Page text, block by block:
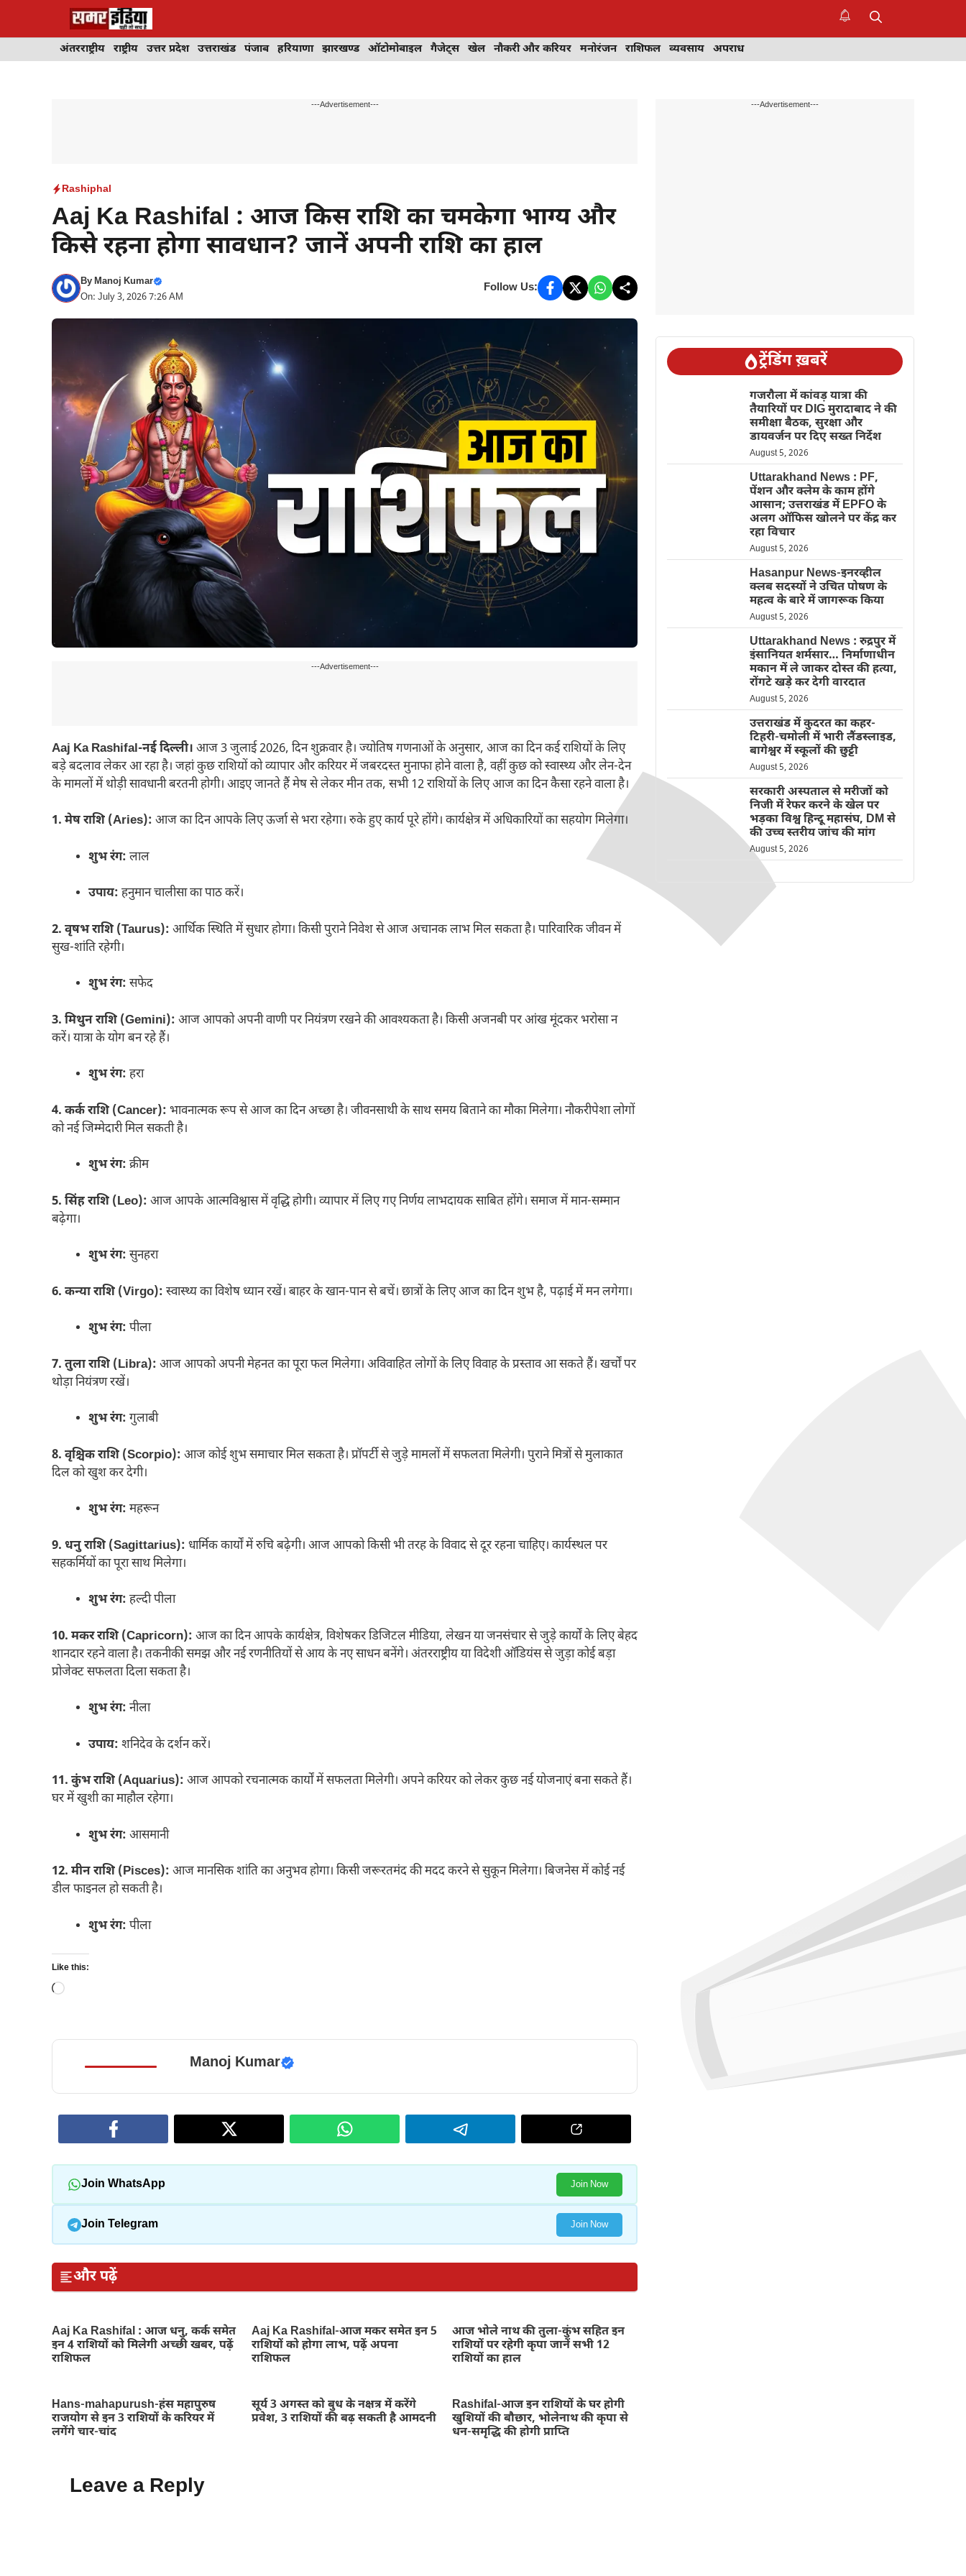
अंतरराष्ट्रीय राष्ट्रीय उत्तर प्रदेश उत्तराखंड पंजाब हरियाणा झारखण्ड ऑटोमोबाइल गैजेट्स खेल नौकरी और करियर मनोरंजन राशिफल व्यवसाय अपराध
---Advertisement---
Rashiphal
Aaj Ka Rashifal : आज किस राशि का चमकेगा भाग्य और
किसे रहना होगा सावधान? जानें अपनी राशि का हाल
ByManoj Kumar
On: July 3, 2026 7:26 AM
Follow Us:
---Advertisement---
Aaj Ka Rashifal-नई दिल्ली। आज 3 जुलाई 2026, दिन शुक्रवार है। ज्योतिष गणनाओं के अनुसार, आज का दिन कई राशियों के लिए
बड़े बदलाव लेकर आ रहा है। जहां कुछ राशियों को व्यापार और करियर में जबरदस्त मुनाफा होने वाला है, वहीं कुछ को स्वास्थ्य और लेन-देन
के मामलों में थोड़ी सावधानी बरतनी होगी। आइए जानते हैं मेष से लेकर मीन तक, सभी 12 राशियों के लिए आज का दिन कैसा रहने वाला है।
1. मेष राशि (Aries): आज का दिन आपके लिए ऊर्जा से भरा रहेगा। रुके हुए कार्य पूरे होंगे। कार्यक्षेत्र में अधिकारियों का सहयोग मिलेगा।
शुभ रंग: लाल
उपाय: हनुमान चालीसा का पाठ करें।
2. वृषभ राशि (Taurus): आर्थिक स्थिति में सुधार होगा। किसी पुराने निवेश से आज अचानक लाभ मिल सकता है। पारिवारिक जीवन में
सुख-शांति रहेगी।
शुभ रंग: सफेद
3. मिथुन राशि (Gemini): आज आपको अपनी वाणी पर नियंत्रण रखने की आवश्यकता है। किसी अजनबी पर आंख मूंदकर भरोसा न
करें। यात्रा के योग बन रहे हैं।
शुभ रंग: हरा
4. कर्क राशि (Cancer): भावनात्मक रूप से आज का दिन अच्छा है। जीवनसाथी के साथ समय बिताने का मौका मिलेगा। नौकरीपेशा लोगों
को नई जिम्मेदारी मिल सकती है।
शुभ रंग: क्रीम
5. सिंह राशि (Leo): आज आपके आत्मविश्वास में वृद्धि होगी। व्यापार में लिए गए निर्णय लाभदायक साबित होंगे। समाज में मान-सम्मान
बढ़ेगा।
शुभ रंग: सुनहरा
6. कन्या राशि (Virgo): स्वास्थ्य का विशेष ध्यान रखें। बाहर के खान-पान से बचें। छात्रों के लिए आज का दिन शुभ है, पढ़ाई में मन लगेगा।
शुभ रंग: पीला
7. तुला राशि (Libra): आज आपको अपनी मेहनत का पूरा फल मिलेगा। अविवाहित लोगों के लिए विवाह के प्रस्ताव आ सकते हैं। खर्चों पर
थोड़ा नियंत्रण रखें।
शुभ रंग: गुलाबी
8. वृश्चिक राशि (Scorpio): आज कोई शुभ समाचार मिल सकता है। प्रॉपर्टी से जुड़े मामलों में सफलता मिलेगी। पुराने मित्रों से मुलाकात
दिल को खुश कर देगी।
शुभ रंग: महरून
9. धनु राशि (Sagittarius): धार्मिक कार्यों में रुचि बढ़ेगी। आज आपको किसी भी तरह के विवाद से दूर रहना चाहिए। कार्यस्थल पर
सहकर्मियों का पूरा साथ मिलेगा।
शुभ रंग: हल्दी पीला
10. मकर राशि (Capricorn): आज का दिन आपके कार्यक्षेत्र, विशेषकर डिजिटल मीडिया, लेखन या जनसंचार से जुड़े कार्यों के लिए बेहद
शानदार रहने वाला है। तकनीकी समझ और नई रणनीतियों से आय के नए साधन बनेंगे। अंतरराष्ट्रीय या विदेशी ऑडियंस से जुड़ा कोई बड़ा
प्रोजेक्ट सफलता दिला सकता है।
शुभ रंग: नीला
उपाय: शनिदेव के दर्शन करें।
11. कुंभ राशि (Aquarius): आज आपको रचनात्मक कार्यों में सफलता मिलेगी। अपने करियर को लेकर कुछ नई योजनाएं बना सकते हैं।
घर में खुशी का माहौल रहेगा।
शुभ रंग: आसमानी
12. मीन राशि (Pisces): आज मानसिक शांति का अनुभव होगा। किसी जरूरतमंद की मदद करने से सुकून मिलेगा। बिजनेस में कोई नई
डील फाइनल हो सकती है।
शुभ रंग: पीला
Like this:
Loading…
Manoj Kumar
Join WhatsApp Join Now
Join Telegram Join Now
और पढ़ें
Aaj Ka Rashifal : आज धनु, कर्क समेत
इन 4 राशियों को मिलेगी अच्छी खबर, पढ़ें
राशिफल
Aaj Ka Rashifal-आज मकर समेत इन 5
राशियों को होगा लाभ, पढ़ें अपना
राशिफल
आज भोले नाथ की तुला-कुंभ सहित इन
राशियों पर रहेगी कृपा जानें सभी 12
राशियों का हाल
Hans-mahapurush-हंस महापुरुष
राजयोग से इन 3 राशियों के करियर में
लगेंगे चार-चांद
सूर्य 3 अगस्त को बुध के नक्षत्र में करेंगे
प्रवेश, 3 राशियों की बढ़ सकती है आमदनी
Rashifal-आज इन राशियों के घर होगी
खुशियों की बौछार, भोलेनाथ की कृपा से
धन-समृद्धि की होगी प्राप्ति
Leave a Reply
---Advertisement---
ट्रेंडिंग ख़बरें
गजरौला में कांवड़ यात्रा की
तैयारियों पर DIG मुरादाबाद ने की
समीक्षा बैठक, सुरक्षा और
डायवर्जन पर दिए सख्त निर्देश
August 5, 2026
Uttarakhand News : PF,
पेंशन और क्लेम के काम होंगे
आसान; उत्तराखंड में EPFO के
अलग ऑफिस खोलने पर केंद्र कर
रहा विचार
August 5, 2026
Hasanpur News-इनरव्हील
क्लब सदस्यों ने उचित पोषण के
महत्व के बारे में जागरूक किया
August 5, 2026
Uttarakhand News : रुद्रपुर में
इंसानियत शर्मसार… निर्माणाधीन
मकान में ले जाकर दोस्त की हत्या,
रोंगटे खड़े कर देगी वारदात
August 5, 2026
उत्तराखंड में कुदरत का कहर-
टिहरी-चमोली में भारी लैंडस्लाइड,
बागेश्वर में स्कूलों की छुट्टी
August 5, 2026
सरकारी अस्पताल से मरीजों को
निजी में रेफर करने के खेल पर
भड़का विश्व हिन्दू महासंघ, DM से
की उच्च स्तरीय जांच की मांग
August 5, 2026